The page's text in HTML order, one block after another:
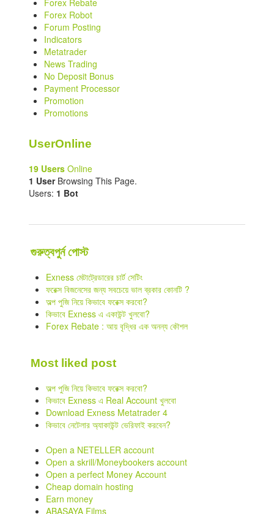
Forex Robot
Forum Posting
Indicators
Metatrader
News Trading
No Deposit Bonus
Payment Processor
Promotion
Promotions
UserOnline
19 Users Online
1 UserBrowsing This Page.
Users: 1 Bot
গুরুত্বপুর্ন পোস্ট
Exness মেটাট্রেডারের চার্ট সেটিং
ফরেক্স বিজনেসের জন্য সবচেয়ে ভাল ব্রকার কোনটি ?
অল্প পুজি নিয়ে কিভাবে ফরেক্স করবো?
কিভাবে Exness এ একাউন্ট খুলবো?
Forex Rebate : আয় বৃদ্ধির এক অনন্য কৌশল
Most liked post
অল্প পুজি নিয়ে কিভাবে ফরেক্স করবো?
কিভাবে Exness এ Real Account খুলবো
Download Exness Metatrader 4
কিভাবে নেটেলার অ্যাকাউন্ট ভেরিফাই করবেন?
Open a NETELLER account
Open a skrill/Moneybookers account
Open a perfect Money Account
Cheap domain hosting
Earn money
ABASAYA Films